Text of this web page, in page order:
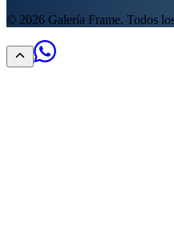
© 2026 Galería Frame. Todos